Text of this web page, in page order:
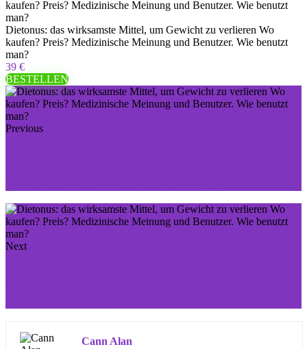
Dietonus: das wirksamste Mittel, um Gewicht zu verlieren Wo
kaufen? Preis? Medizinische Meinung und Benutzer. Wie benutzt
man?
39 €
BESTELLEN
Previous
Next
Cann Alan